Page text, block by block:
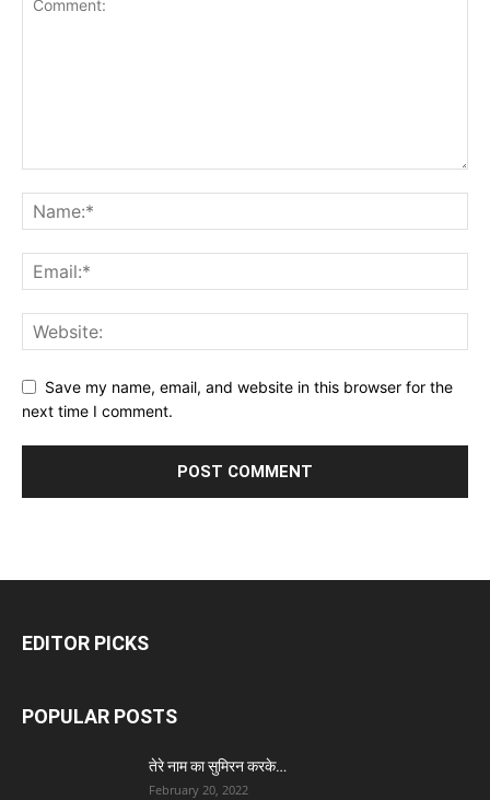
Save my name, email, and website in this browser for the
next time I comment.
EDITOR PICKS
POPULAR POSTS
तेरे नाम का सुमिरन करके…
February 20, 2022